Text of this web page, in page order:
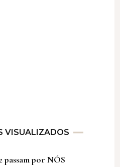
VISUALIZADOS
passam por NÓS